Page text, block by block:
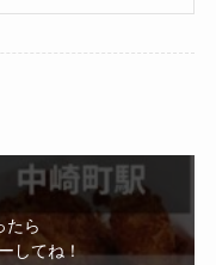
たら
してね！